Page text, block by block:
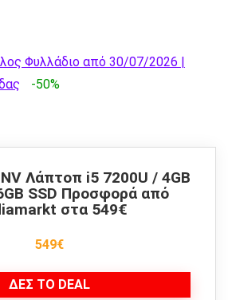
Φυλλάδιο από 30/07/2026 |
-50%
Λάπτοπ i5 7200U / 4GB
SSD Προσφορά από
στα 549€
549€
ΔΕΣ ΤΟ DEAL